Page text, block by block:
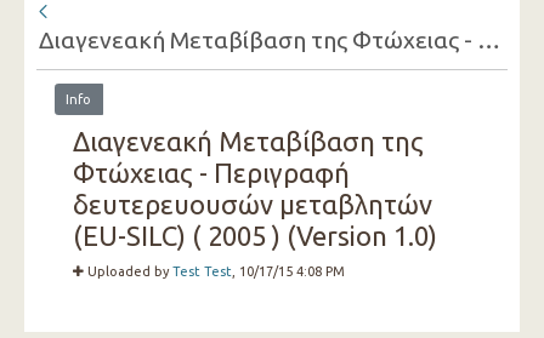
Διαγενεακή Μεταβίβαση της Φτώχειας - Περιγραφή δευτερευουσών μεταβλητών (EU-SILC) ( 2005 )
Info
Διαγενεακή Μεταβίβαση της
Φτώχειας - Περιγραφή
δευτερευουσών μεταβλητών
(EU-SILC) ( 2005 ) (Version 1.0)
Uploaded byTest Test , 10/17/15 4:08 PM